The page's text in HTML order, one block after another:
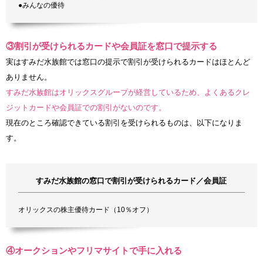
●みんなの優待
③割引が受けられるカードや会員証を窓口で提示する
実はすみだ水族館では窓口の提示で割引が受けられるカードはほとんど
ありません。
すみだ水族館はオリックスグループが経営しているため、よくあるクレ
ジットカードや会員証での割引がないのです。
現在のところ確認できている割引を受けられるものは、以下になりま
す。
すみだ水族館の窓口で割引が受けられるカード／会員証
オリックスの株主優待カード（10％オフ）
④オークションやフリマサイトで手に入れる